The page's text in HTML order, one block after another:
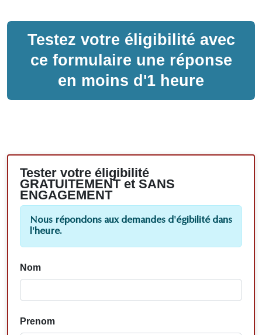
Testez votre éligibilité avec
ce formulaire une réponse
en moins d'1 heure
Tester votre éligibilité
GRATUITEMENT et SANS
ENGAGEMENT
Nous répondons aux demandes d'égibilité dans
l'heure.
Nom
Prenom